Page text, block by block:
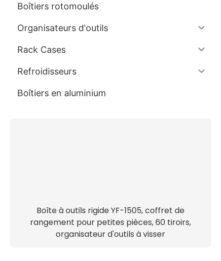
Boîtiers rotomoulés
Organisateurs d'outils
Rack Cases
Refroidisseurs
Boîtiers en aluminium
Boîte à outils rigide YF-1505, coffret de
rangement pour petites pièces, 60 tiroirs,
organisateur d'outils à visser